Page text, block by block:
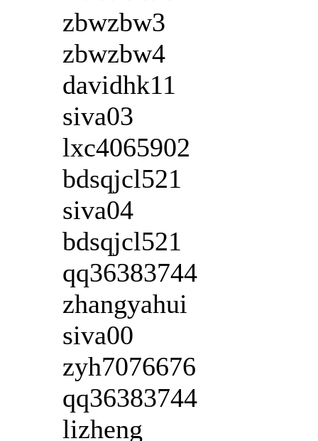
zbwzbw3
zbwzbw4
davidhk11
siva03
lxc4065902
bdsqjcl521
siva04
bdsqjcl521
qq36383744
zhangyahui
siva00
zyh7076676
qq36383744
lizheng